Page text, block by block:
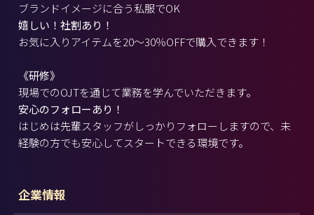
ブランドイメージに合う私服でOK
嬉しい！社割あり！
お気に入りアイテムを20～30％OFFで購入できます！
《研修》
現場でのOJTを通じて業務を学んでいただきます。
安心のフォローあり！
はじめは先輩スタッフがしっかりフォローしますので、未
経験の方でも安心してスタートできる環境です。
企業情報